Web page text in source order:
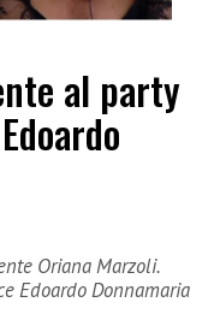
al party
Oriana Marzoli.
Edoardo Donnamaria